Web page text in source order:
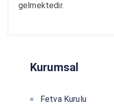
gelmektedir.
Kurumsal
Fetva Kurulu